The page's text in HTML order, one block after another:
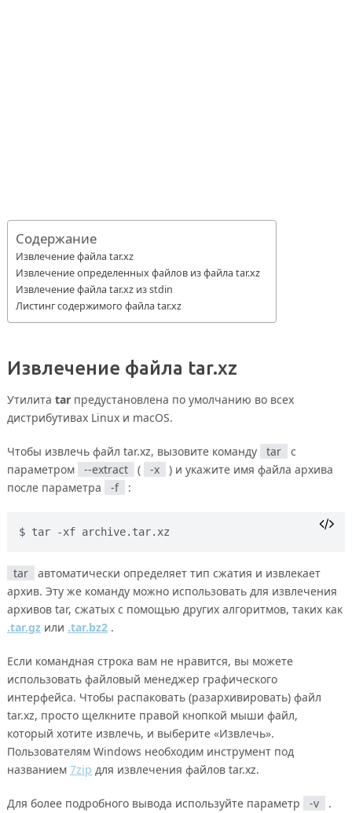
Содержание
Извлечение файла tar.xz
Извлечение определенных файлов из файла tar.xz
Извлечение файла tar.xz из stdin
Листинг содержимого файла tar.xz
Извлечение файла tar.xz
Утилита tarпредустановлена по умолчанию во всех
дистрибутивах Linux и macOS.
Чтобы извлечь файл tar.xz, вызовите команду tar
с
параметром
--extract ( -x
) и укажите имя файла архива
после параметра
-f :
tar -xf archive.tar.xz
tar
автоматически определяет тип сжатия и извлекает
архив. Эту же команду можно использовать для извлечения
архивов tar, сжатых с помощью других алгоритмов, таких как
.tar.gzили .tar.bz2.
Если командная строка вам не нравится, вы можете
использовать файловый менеджер графического
интерфейса. Чтобы распаковать (разархивировать) файл
tar.xz, просто щелкните правой кнопкой мыши файл,
который хотите извлечь, и выберите «Извлечь».
Пользователям Windows необходим инструмент под
названием 7zip для извлечения файлов tar.xz.
Для более подробного вывода используйте параметр -v .